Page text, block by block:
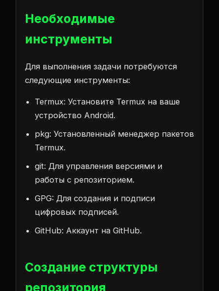
Необходимые
инструменты
Для выполнения задачи потребуются
следующие инструменты:
Termux: Установите Termux на ваше
устройство Android.
pkg: Установленный менеджер пакетов
Termux.
git: Для управления версиями и
работы с репозиторием.
GPG: Для создания и подписи
цифровых подписей.
GitHub: Аккаунт на GitHub.
Создание структуры
репозитория